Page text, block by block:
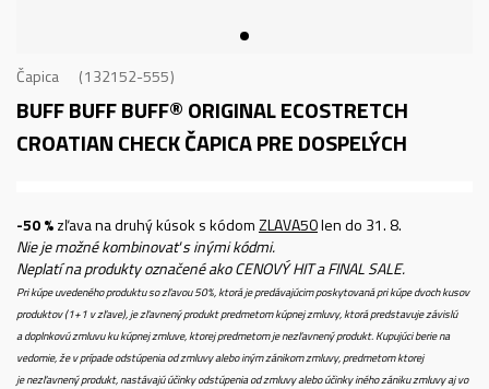
Čapica 132152-555
BUFF BUFF BUFF® ORIGINAL ECOSTRETCH
CROATIAN CHECKČAPICA PRE DOSPELÝCH
-50 %zľava na druhý kúsok s kódomZLAVA50len do 31. 8.
Nie je možné kombinovať s inými kódmi.
Neplatí na produkty označené ako CENOVÝ HIT a FINAL SALE.
Pri kúpe uvedeného produktu so zľavou 50%, ktorá je predávajúcim poskytovaná pri kúpe dvoch kusov
produktov (1+1 v zľave), je zľavnený produkt predmetom kúpnej zmluvy, ktorá predstavuje závislú
a doplnkovú zmluvu ku kúpnej zmluve, ktorej predmetom je nezľavnený produkt. Kupujúci berie na
vedomie, že v prípade odstúpenia od zmluvy alebo iným zánikom zmluvy, predmetom ktorej
je nezľavnený produkt, nastávajú účinky odstúpenia od zmluvy alebo účinky iného zániku zmluvy aj vo